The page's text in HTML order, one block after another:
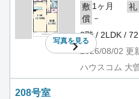
写真を見る
敷 1ヶ月 礼
償 －
2階 / 2LDK /
2026/08/02 更
ハウスコム 大
208号室